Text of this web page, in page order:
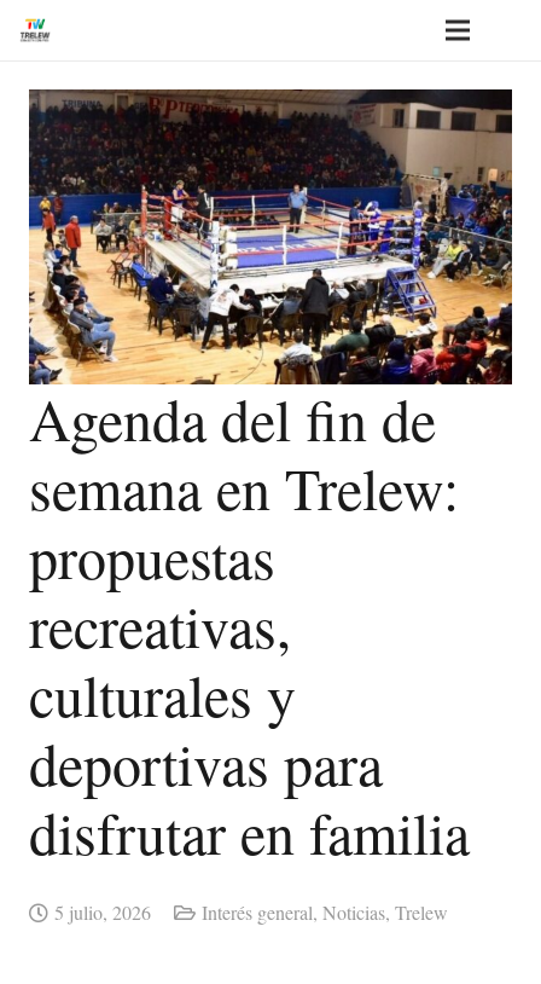
Agenda del fin de
semana en Trelew:
propuestas
recreativas,
culturales y
deportivas para
disfrutar en familia
5 julio, 2026 Interés general, Noticias, Trelew